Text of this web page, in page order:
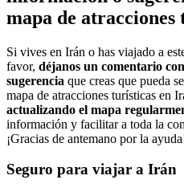
mapa de
Si vives en Irán o has viajado a
favor, déjanos un comentario
sugerencia que creas que pueda
mapa de atracciones turísticas en
actualizando el mapa
información y facilitar a toda la
¡Gracias de antemano por la
Seguro para viajar a Irán